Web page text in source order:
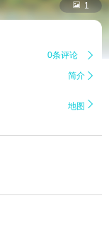
 1
0条评论 
简介 
地图 